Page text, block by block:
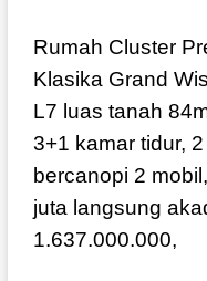
Rumah Cluster
Klasika Grand
L7 luas tanah
3+1 kamar tidur,
bercanopi 2
juta langsung
1.637.000.000,